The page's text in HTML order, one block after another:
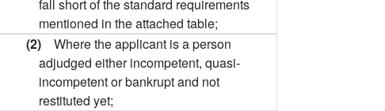
fall short of the standard requirements
mentioned in the attached table;
(2) Where the applicant is a person
adjudged either incompetent, quasi-
incompetent or bankrupt and not
restituted yet;